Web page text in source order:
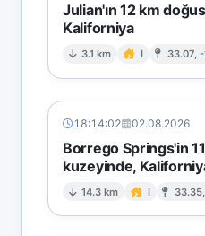
Julian'ın 12 km
Kaliforniya
3.1 km I 33.07,
18:14:02 02.08.2026
Borrego Springs'in
kuzeyinde,
14.3 km I